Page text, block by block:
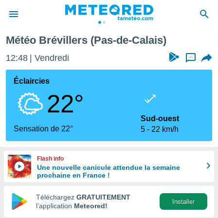
de
en
Météo Brévillers (Pas-de-Calais)
12:48 Vendredi ...
Éclaircies
22°
Sensation de 22°
Sud-ouest
5
22 km/h
Flash info
Une nouvelle canicule attendue la semaine
prochaine en France !
Téléchargez GRATUITEMENT
l’application Meteored!
Installer